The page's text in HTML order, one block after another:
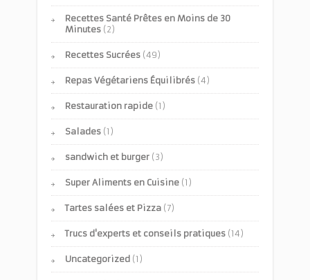
Recettes Santé Prêtes en Moins de 30
Minutes (2)
Recettes Sucrées (49)
Repas Végétariens Équilibrés (4)
Restauration rapide (1)
Salades (1)
sandwich et burger (3)
Super Aliments en Cuisine (1)
Tartes salées et Pizza (7)
Trucs d'experts et conseils pratiques (14)
Uncategorized (1)